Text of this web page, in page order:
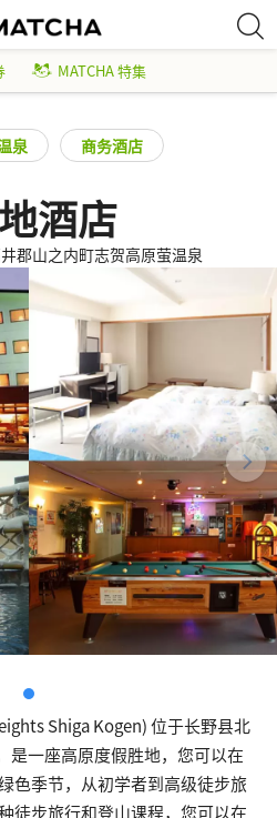
MATCHA 特集
泉 商务酒店
酒店
郡山之内町志贺高原萤温泉
Shiga Kogen) 位于长野县北
是一座高原度假胜地，您可以在
色季节，从初学者到高级徒步旅
徒步旅行和登山课程，您可以在